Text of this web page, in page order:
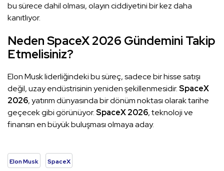
bu sürece dahil olması, olayın ciddiyetini bir kez daha
kanıtlıyor.
Neden SpaceX 2026 Gündemini Takip
Etmelisiniz?
Elon Musk liderliğindeki bu süreç, sadece bir hisse satışı
değil, uzay endüstrisinin yeniden şekillenmesidir.SpaceX
2026, yatırım dünyasında bir dönüm noktası olarak tarihe
geçecek gibi görünüyor.SpaceX 2026, teknoloji ve
finansın en büyük buluşması olmaya aday.
Elon Musk SpaceX